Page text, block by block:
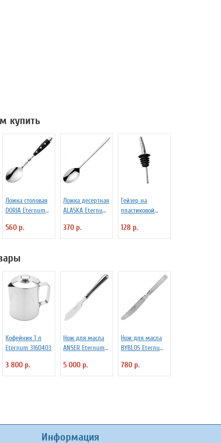
купить
Ложка столовая
DORIA Eternum
560 р.
Ложка десертная
ALASKA Eternum
370 р.
Гейзер на
пластиковой
«Проотель»
D=28/15 мм L=110
128 р.
Кофейник 1 л
Eternum 3160403
3 800 р.
Нож для масла
ANSER Eternum
5 000 р.
Нож для масла
BYBLOS Eternum
780 р.
Информация